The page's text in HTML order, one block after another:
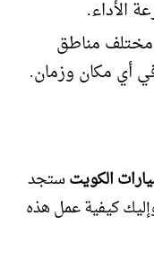
الأداء.
مختلف مناطق
أي مكان وزمان.
الكويتستجد
كيفية عمل هذه